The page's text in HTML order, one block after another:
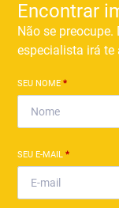
Encontrar
Não se
especialista irá te
SEU NOME*
SEU E-MAIL*